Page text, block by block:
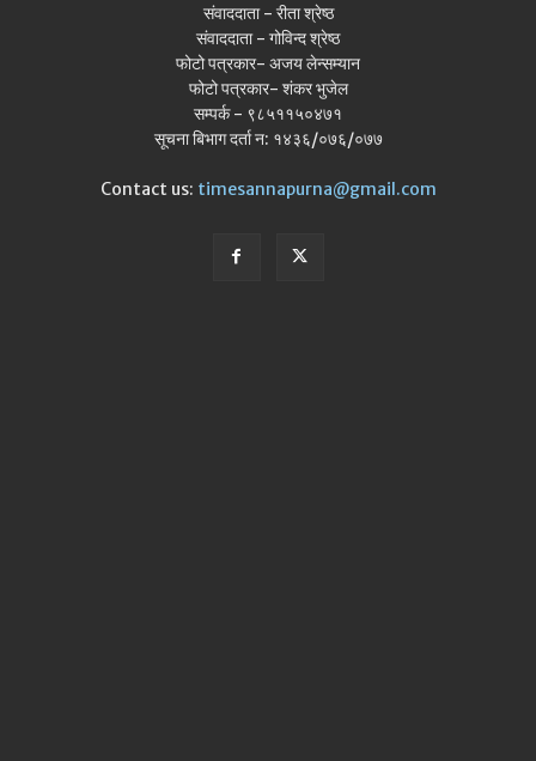
संवाददाता - रीता श्रेष्ठ
संवाददाता - गोविन्द श्रेष्ठ
फोटो पत्रकार- अजय लेन्सम्यान
फोटो पत्रकार- शंकर भुजेल
सम्पर्क - ९८५११५०४७१
सूचना बिभाग दर्ता न: १४३६/०७६/०७७
Contact us: timesannapurna@gmail.com